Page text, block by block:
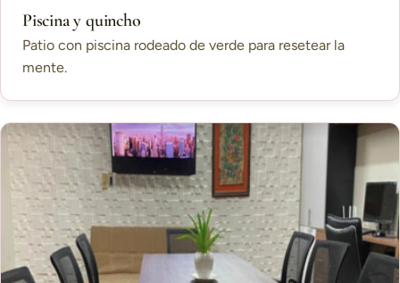
Piscina y quincho
Patio con piscina rodeado de verde para resetear la
mente.